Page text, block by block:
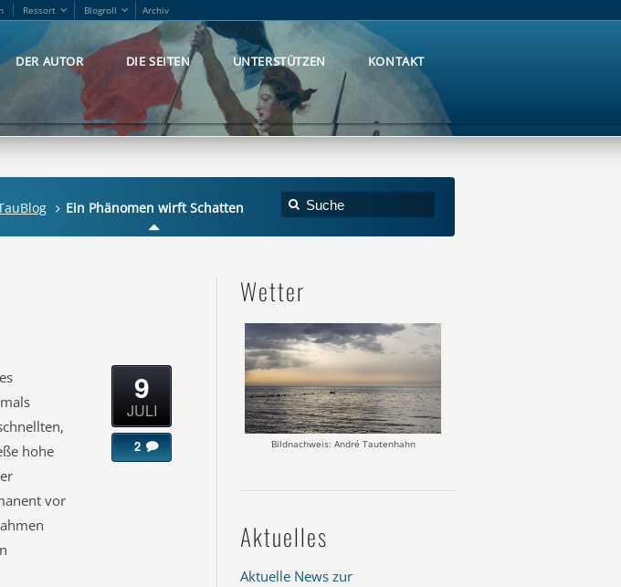
Ressort Blogroll Archiv
DER AUTOR DIE SEITEN UNTERSTÜTZEN KONTAKT
Ein Phänomen wirft Schatten
hohe
vor
9
JULI
2
Wetter
Bildnachweis: André Tautenhahn
Aktuelles
Aktuelle News zur
Ressort Blogroll Archiv
DER AUTOR DIE SEITEN UNTERSTÜTZEN KONTAKT